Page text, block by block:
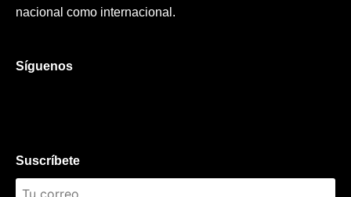
nacional como internacional.
Síguenos
Suscríbete